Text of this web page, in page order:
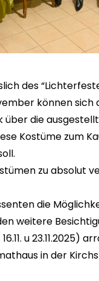
des
können sich
über die
Kostüme zum
zu absolut
die
weitere
u 23.11.2025)
in der